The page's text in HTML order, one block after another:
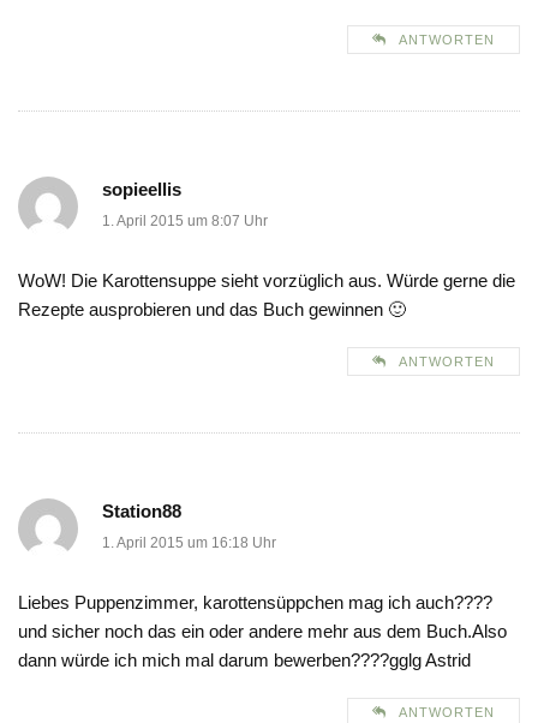
ANTWORTEN
sopieellis
1. April 2015 um 8:07 Uhr
WoW! Die Karottensuppe sieht vorzüglich aus. Würde gerne die
Rezepte ausprobieren und das Buch gewinnen 🙂
ANTWORTEN
Station88
1. April 2015 um 16:18 Uhr
Liebes Puppenzimmer, karottensüppchen mag ich auch????
und sicher noch das ein oder andere mehr aus dem Buch.Also
dann würde ich mich mal darum bewerben????gglg Astrid
ANTWORTEN